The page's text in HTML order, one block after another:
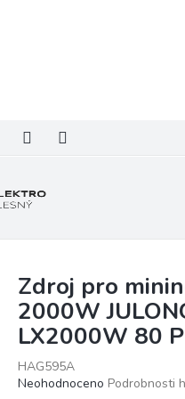
Zdroj pro
2000W
LX2000W 80
HAG595A
Průměrné
Neohodnoceno Podrobnosti